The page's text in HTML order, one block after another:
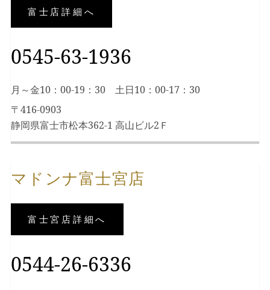
富士店詳細へ
0545-63-1936
月～金10：00-19：30 土日10：00-17：30
〒416-0903
静岡県富士市松本362-1 高山ビル2Ｆ
マドンナ富士宮店
富士宮店詳細へ
0544-26-6336